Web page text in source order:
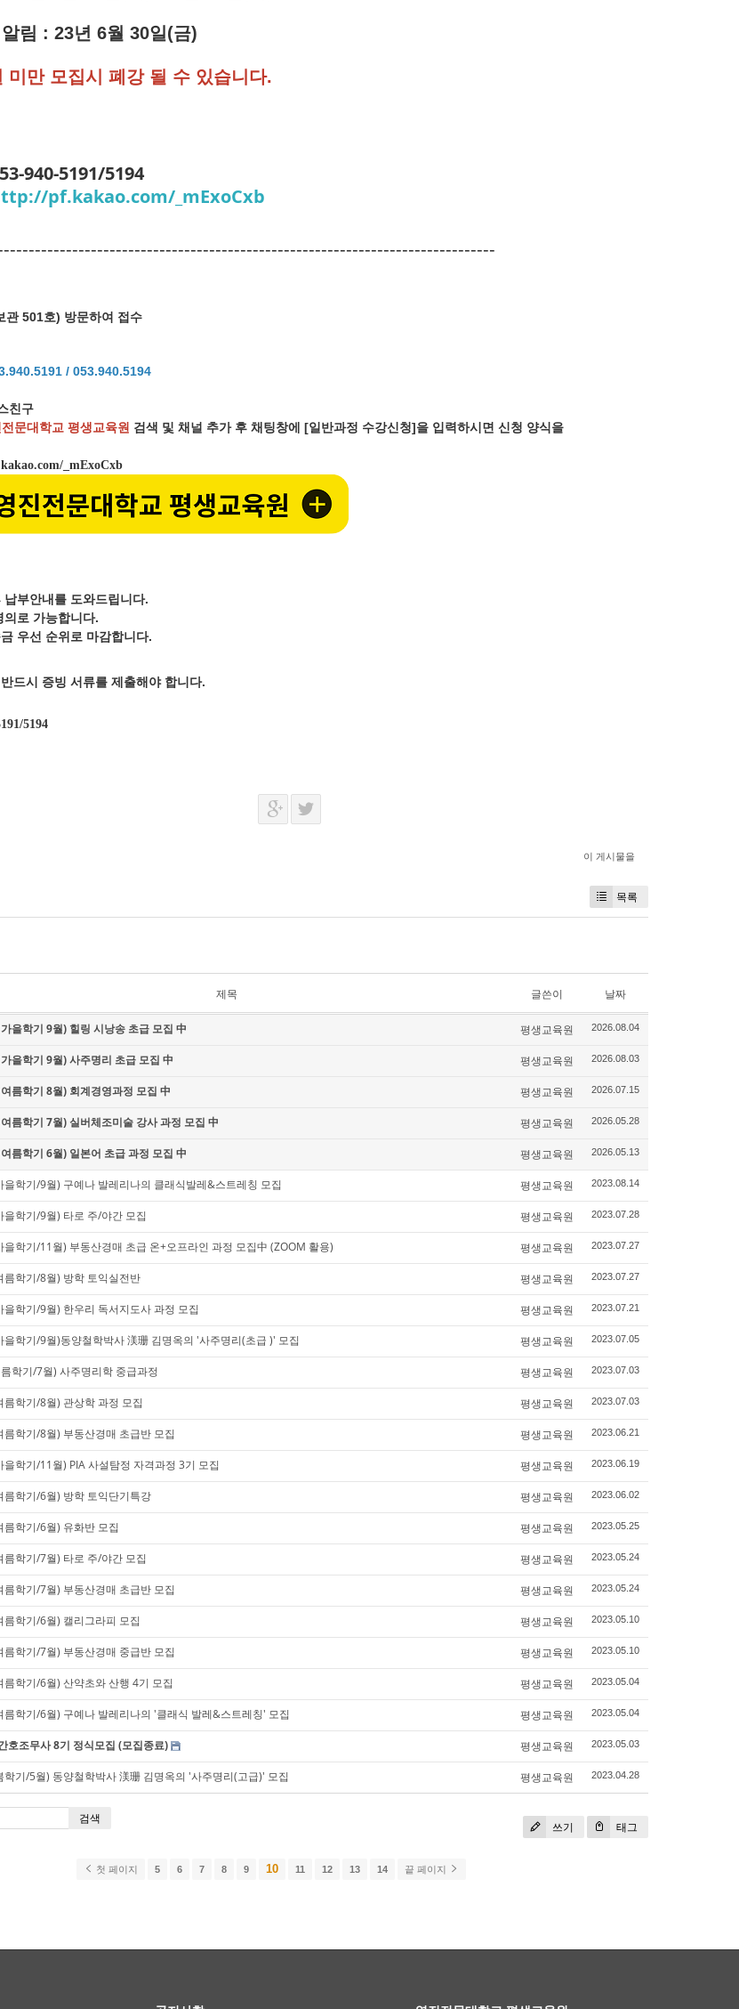
림 : 23년 6월 30일(금)
미만 모집시 폐강 될 수 있습니다.
940-5191/5194
pf.kakao.com/_mExoCxb
관 501호) 방문하여 접수
/ 053.940.5194
친구
문대학교 평생교육원 검색 및 채널 추가 후 채팅창에 [일반과정 수강신청]을 입력하시면 신청 양식을
_mExoCxb
부안내를 도와드립니다.
로 가능합니다.
우선 순위로 마감합니다.
드시 증빙 서류를 제출해야 합니다.
5194
이 게시물을
목록
제목 글쓴이 날짜
을학기 9월) 힐링 시낭송 초급 모집 中 평생교육원 2026.08.04
을학기 9월) 사주명리 초급 모집 中 평생교육원 2026.08.03
름학기 8월) 회계경영과정 모집 中 평생교육원 2026.07.15
름학기 7월) 실버체조미술 강사 과정 모집 中 평생교육원 2026.05.28
름학기 6월) 일본어 초급 과정 모집 中 평생교육원 2026.05.13
을학기/9월) 구예나 발레리나의 클래식발레&스트레칭 모집 평생교육원 2023.08.14
을학기/9월) 타로 주/야간 모집 평생교육원 2023.07.28
을학기/11월) 부동산경매 초급 온+오프라인 과정 모집中 (ZOOM 활용) 평생교육원 2023.07.27
름학기/8월) 방학 토익실전반 평생교육원 2023.07.27
학기/9월) 한우리 독서지도사 과정 모집 평생교육원 2023.07.21
을학기/9월)동양철학박사 渼珊 김명옥의 '사주명리(초급 )' 모집 평생교육원 2023.07.05
학기/7월) 사주명리학 중급과정 평생교육원 2023.07.03
학기/8월) 관상학 과정 모집 평생교육원 2023.07.03
학기/8월) 부동산경매 초급반 모집 평생교육원 2023.06.21
학기/11월) PIA 사설탐정 자격과정 3기 모집 평생교육원 2023.06.19
름학기/6월) 방학 토익단기특강 평생교육원 2023.06.02
학기/6월) 유화반 모집 평생교육원 2023.05.25
름학기/7월) 타로 주/야간 모집 평생교육원 2023.05.24
학기/7월) 부동산경매 초급반 모집 평생교육원 2023.05.24
학기/6월) 캘리그라피 모집 평생교육원 2023.05.10
학기/7월) 부동산경매 중급반 모집 평생교육원 2023.05.10
학기/6월) 산약초와 산행 4기 모집 평생교육원 2023.05.04
름학기/6월) 구예나 발레리나의 '클래식 발레&스트레칭' 모집 평생교육원 2023.05.04
호조무사 8기 정식모집 (모집종료) 평생교육원 2023.05.03
학기/5월) 동양철학박사 渼珊 김명옥의 '사주명리(고급)' 모집 평생교육원 2023.04.28
쓰기 태그
검색
첫 페이지 5 6 7 8 9 10 11 12 13 14 끝 페이지